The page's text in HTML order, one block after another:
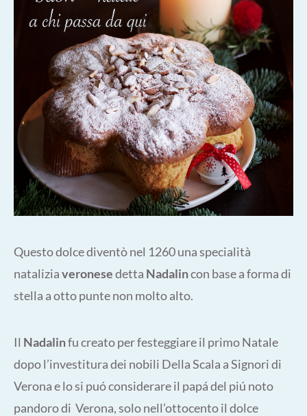
Questo dolce diventò nel 1260 una specialità
nataliziaveronesedetta Nadalincon base a forma di
stella a otto punte non molto alto.
Il Nadalinfu creato per festeggiare il primo Natale
dopo l’investitura dei nobili Della Scala a Signori di
Verona e lo si puó considerare il papá del piú noto
pandoro di Verona, solo nell’ottocento il dolce